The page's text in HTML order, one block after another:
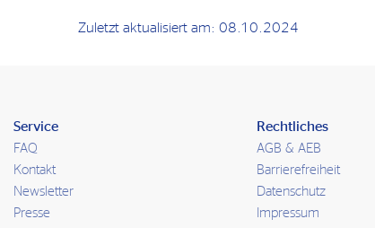
Zuletzt aktualisiert am: 08.10.2024
Service
FAQ
Kontakt
Newsletter
Presse
Rechtliches
AGB & AEB
Barrierefreiheit
Datenschutz
Impressum